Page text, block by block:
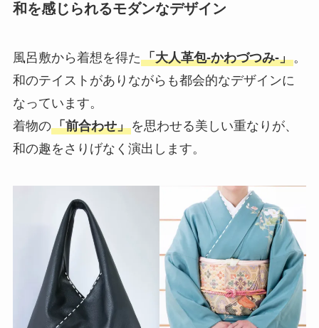
和を感じられるモダンなデザイン
風呂敷から着想を得た「大人革包-かわづつみ-」。
和のテイストがありながらも都会的なデザインに
なっています。
着物の「前合わせ」を思わせる美しい重なりが、
和の趣をさりげなく演出します。